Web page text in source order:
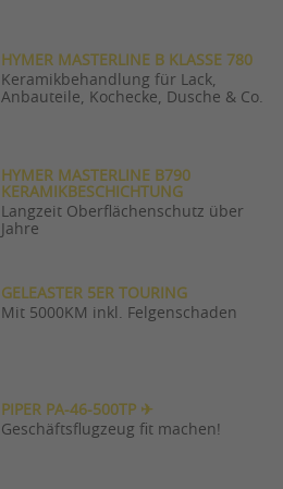
HYMER MASTERLINE B KLASSE 780
Keramikbehandlung für Lack,
Anbauteile, Kochecke, Dusche & Co.
HYMER MASTERLINE B790
KERAMIKBESCHICHTUNG
Langzeit Oberflächenschutz über
Jahre
GELEASTER 5ER TOURING
Mit 5000KM inkl. Felgenschaden
PIPER PA-46-500TP ✈
Geschäftsflugzeug fit machen!